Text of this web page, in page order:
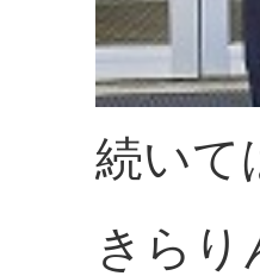
続いて
きらり